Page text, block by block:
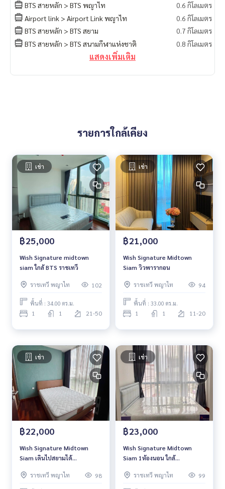
BTS สายหลัก > BTS พญาไท
0.6 กิโลเมตร
Airport link > Airport Link พญาไท
0.6 กิโลเมตร
BTS สายหลัก > BTS สยาม
0.7 กิโลเมตร
BTS สายหลัก > BTS สนามกีฬาแห่งชาติ
0.8 กิโลเมตร
แสดงเพิ่มเติม
รายการใกล้เคียง
เช่า
฿25,000
Wish Signature midtown
siam ใกล้ BTS ราชเทวี
ราชเทวี พญาไท 102
พื้นที่ : 34.00 ตร.ม.
1 1 21-50
เช่า
฿21,000
Wish Signature Midtown
Siam วิวพารากอน
ราชเทวี พญาไท 94
พื้นที่ : 33.00 ตร.ม.
1 1 11-20
เช่า
฿22,000
Wish Signature Midtown
Siam เดินไปสยามได้
ราชเทวี พญาไท
98
เช่า
฿23,000
Wish Signature Midtown
Siam 1ห้องนอน ใกล้
ราชเทวี พญาไท
99